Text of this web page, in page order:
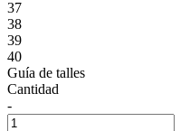
37
38
39
40
Guía de talles
Cantidad
-